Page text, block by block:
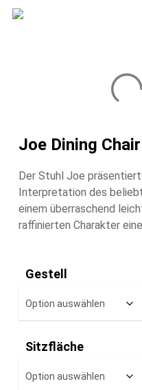
Skip
Joe Dining
Der Stuhl Joe
Interpretation des
einem überraschend
raffinierten Charakter
Gestell
Sitzfläche